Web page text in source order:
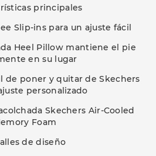
principales
Slip-ins para un ajuste fácil
Heel Pillow mantiene el pie
en su lugar
de poner y quitar de Skechers
personalizado
Skechers Air-Cooled
Foam
de diseño